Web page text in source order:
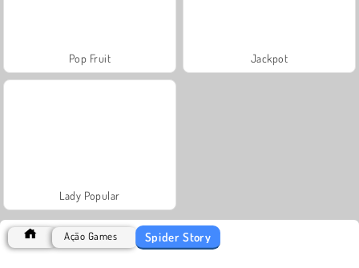
Pop Fruit Jackpot
Lady Popular
Ação Games Spider Story